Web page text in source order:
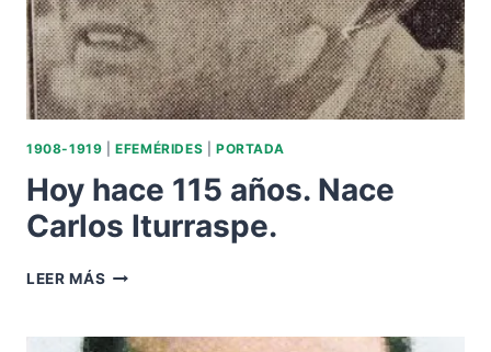
1908-1919 |EFEMÉRIDES PORTADA
Hoy hace 115 años. Nace
Carlos Iturraspe.
LEER MÁS HOY
AÑOS.